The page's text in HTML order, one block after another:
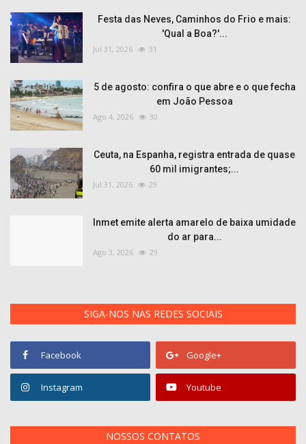
Festa das Neves, Caminhos do Frio e mais:
'Qual a Boa?'...
Jul 31, 2026 31
5 de agosto: confira o que abre e o que fecha
em João Pessoa
Ago 4, 2026 30
Ceuta, na Espanha, registra entrada de quase
60 mil imigrantes;...
Jul 31, 2026 29
Inmet emite alerta amarelo de baixa umidade
do ar para...
Ago 3, 2026 29
SIGA-NOS NAS REDES SOCIAIS
Facebook Google+
Instagram Youtube
NOSSOS CONTATOS